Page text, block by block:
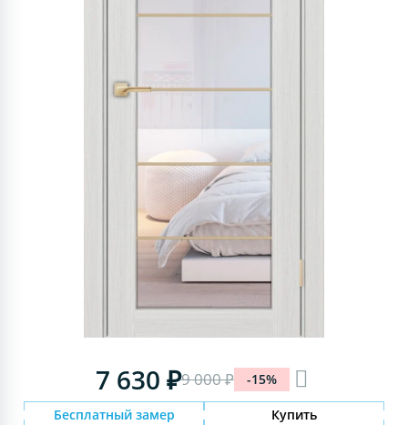
7 630 ₽9 000 ₽ -15%
Бесплатный замер Купить